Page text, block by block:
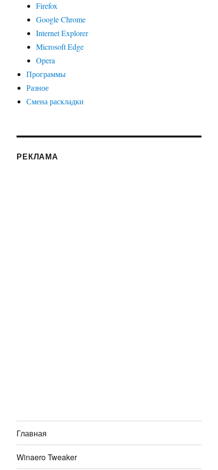
Firefox
Google Chrome
Internet Explorer
Microsoft Edge
Opera
Программы
Разное
Смена раскладки
РЕКЛАМА
Главная
Winaero Tweaker